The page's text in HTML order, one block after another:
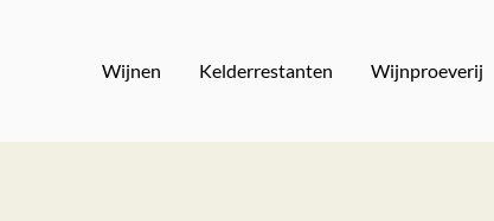
Wijnen Kelderrestanten Wijnproeverij